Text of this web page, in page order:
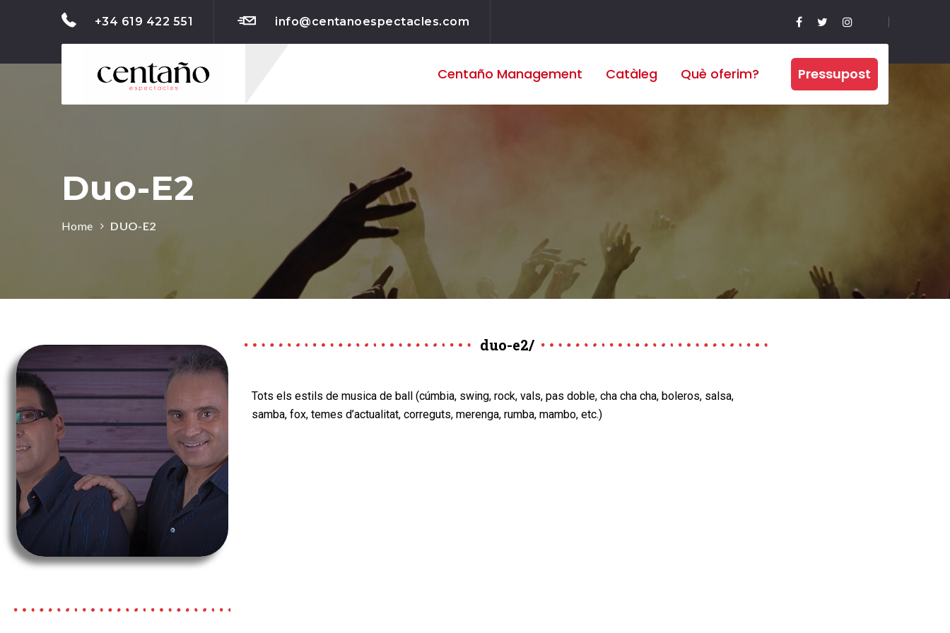
+34 619 422 551 info@centanoespectacles.com
Centaño Management Catàleg Què oferim? Pressupost
Duo-E2
Home DUO-E2
duo-e2/
Tots els estils de musica de ball (cúmbia, swing, rock, vals, pas doble, cha cha cha, boleros, salsa,
samba, fox, temes d’actualitat, correguts, merenga, rumba, mambo, etc.)